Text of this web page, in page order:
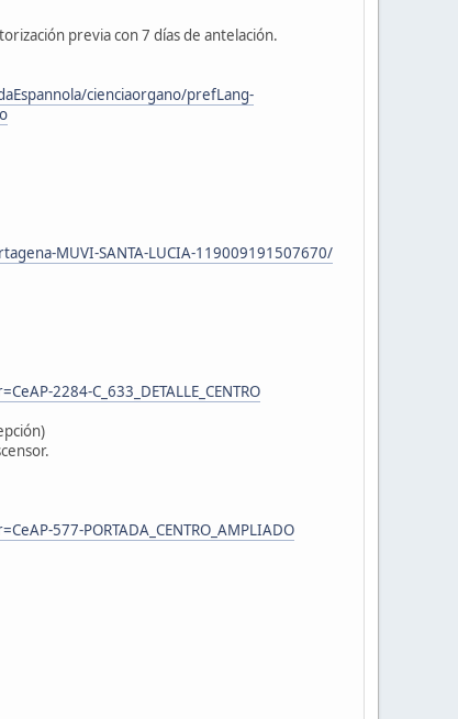
previa con 7 días de antelación.
cienciaorgano/prefLang-
MUVI-SANTA-LUCIA-119009191507670/
2284-C_633_DETALLE_CENTRO
577-PORTADA_CENTRO_AMPLIADO